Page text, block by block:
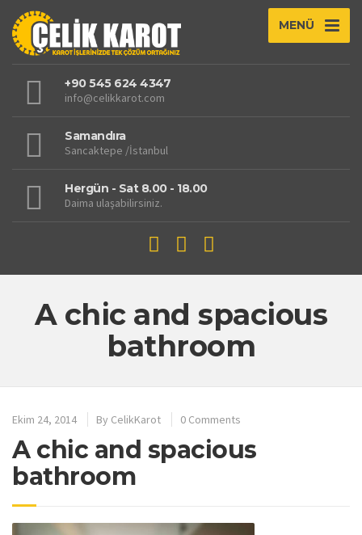
MENÜ
+90 545 624 4347
info@celikkarot.com
Samandıra
Sancaktepe /İstanbul
Hergün - Sat 8.00 - 18.00
Daima ulaşabilirsiniz.
A chic and spacious
bathroom
Ekim 24, 2014 By CelikKarot 0 Comments
A chic and spacious
bathroom